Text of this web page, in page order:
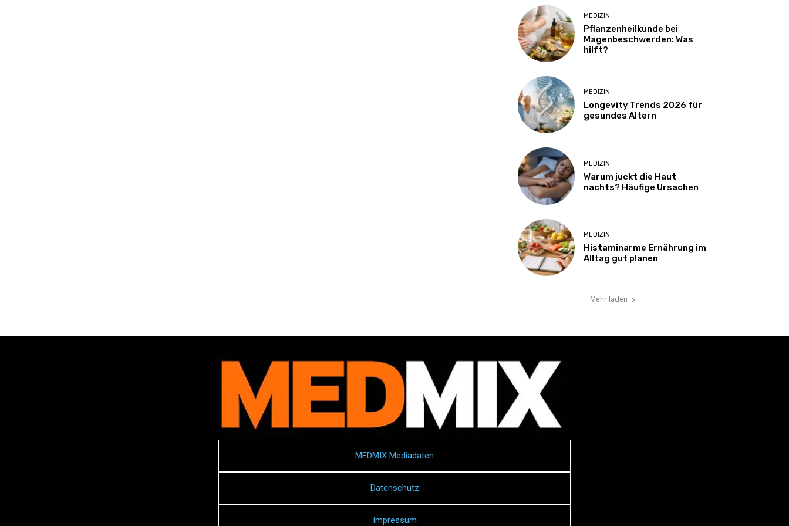
MEDIZIN
Pflanzenheilkunde bei
Magenbeschwerden: Was
hilft?
MEDIZIN
Longevity Trends 2026 für
gesundes Altern
MEDIZIN
Warum juckt die Haut
nachts? Häufige Ursachen
MEDIZIN
Histaminarme Ernährung im
Alltag gut planen
Mehr laden
MEDMIX Mediadaten
Datenschutz
Impressum